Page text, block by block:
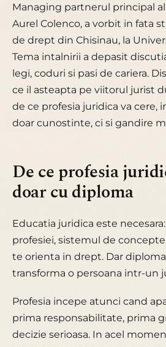
Managing partnerul principal al
Aurel Colenco, a vorbit in fata
de drept din Chisinau, la
Tema intalnirii a depasit
legi, coduri si pasi de cariera.
ce il asteapta pe viitorul jurist
de ce profesia juridica va cere,
doar cunostinte, ci si gandire
De ce profesia
doar cu diploma
Educatia juridica este
profesiei, sistemul de
te orienta in drept. Dar
transforma o persoana intr-un
Profesia incepe atunci cand
prima responsabilitate, prima
decizie serioasa. In acel